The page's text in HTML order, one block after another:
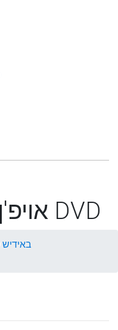
אויפ'ן שפיץ שווערד DVD
DVD באידיש